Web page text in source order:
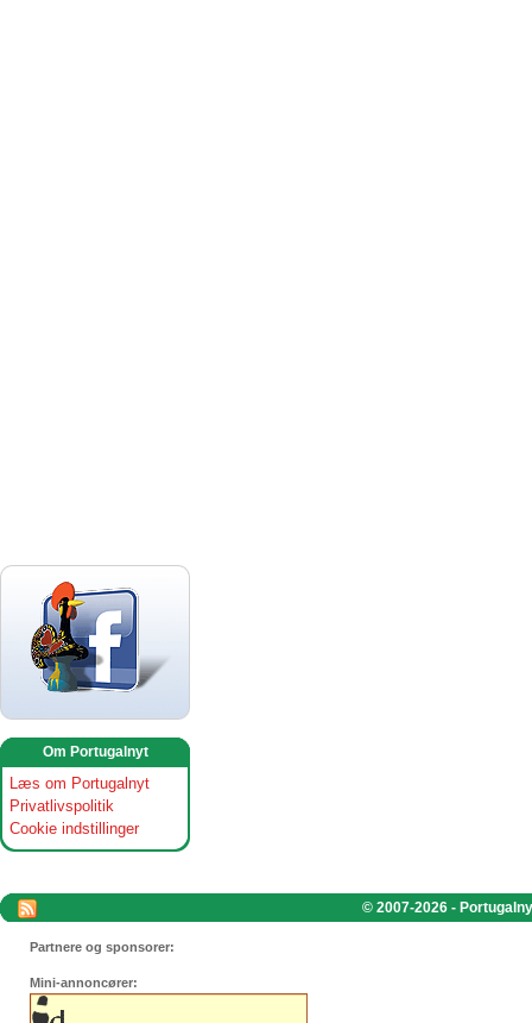
Om Portugalnyt
Læs om Portugalnyt
Privatlivspolitik
Cookie indstillinger
© 2007-2026 -
Partnere og sponsorer:
Mini-annoncører: